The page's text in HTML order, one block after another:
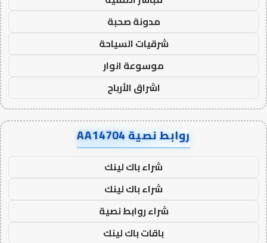
مدونة صحبة
شرقيات السياحة
موسوعة انوار
اشراق الأرباح
روابط نصية AA14704
شراء باك لينك
شراء باك لينك
شراء روابط نصية
باقات باك لينك